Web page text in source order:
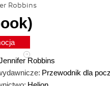
Robbins
Robbins
Przewodnik dla